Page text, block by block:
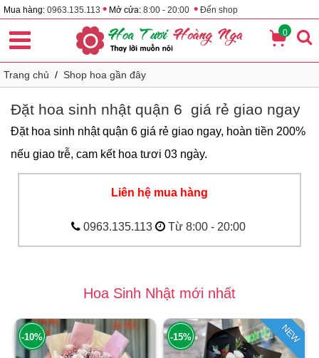
Mua hàng: 0963.135.113 • Mở cửa: 8:00 - 20:00 • Đến shop
0
Trang chủ / Shop hoa gần đây
Đặt hoa sinh nhật quận 6 giá rẻ giao ngay
Đặt hoa sinh nhật quận 6 giá rẻ giao ngay, hoàn tiền 200%
nếu giao trễ, cam kết hoa tươi 03 ngày.
Liên hệ mua hàng
0963.135.113 Từ 8:00 - 20:00
Hoa Sinh Nhật mới nhất
-10% NEW
-15%